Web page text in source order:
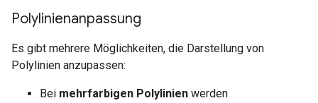
Polylinienanpassung
Es gibt mehrere Möglichkeiten, die Darstellung von
Polylinien anzupassen:
Bei mehrfarbigen Polylinien werden